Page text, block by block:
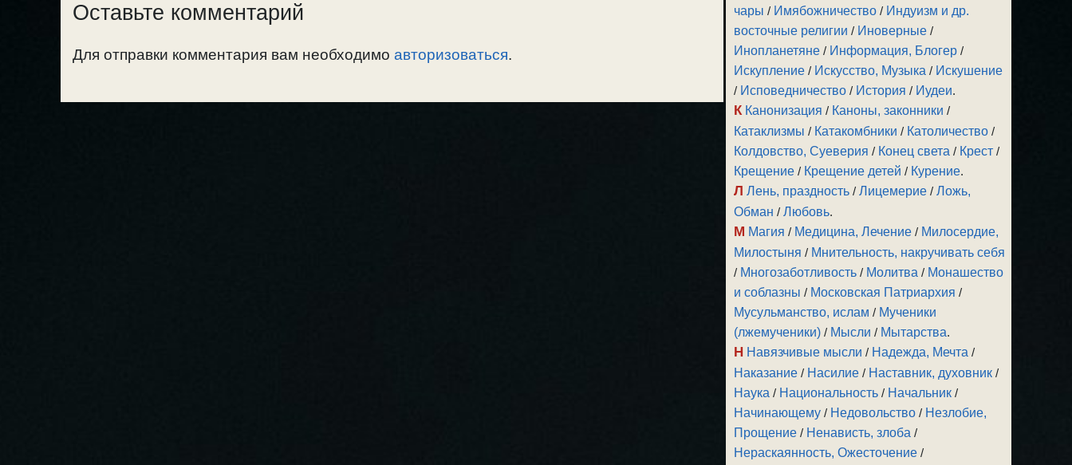
Оставьте комментарий
Для отправки комментария вам необходимо авторизоваться.
чары / Имябожничество / Индуизм и др.
восточные религии / Иноверные /
Инопланетяне / Информация, Блогер /
Искупление / Искусство, Музыка / Искушение
/ Исповедничество / История / Иудеи.
К Канонизация / Каноны, законники /
Катаклизмы / Катакомбники / Католичество /
Колдовство, Суеверия / Конец света / Крест /
Крещение / Крещение детей / Курение.
Л Лень, праздность /Лицемерие /Ложь,
Обман /Любовь.
М Магия / Медицина, Лечение / Милосердие,
Милостыня / Мнительность, накручивать себя
/ Многозаботливость / Молитва / Монашество
и соблазны / Московская Патриархия /
Мусульманство, ислам / Мученики
(лжемученики) / Мысли / Мытарства.
Н Навязчивые мысли / Надежда, Мечта /
Наказание / Насилие / Наставник, духовник /
Наука / Национальность / Начальник /
Начинающему / Недовольство / Незлобие,
Прощение / Ненависть, злоба /
Нераскаянность, Ожесточение /